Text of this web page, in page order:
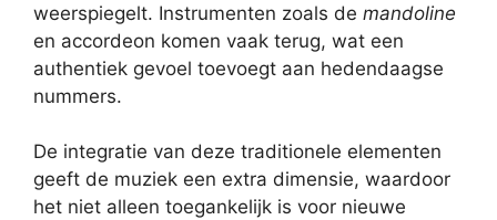
weerspiegelt. Instrumenten zoals de mandoline
en accordeon komen vaak terug, wat een
authentiek gevoel toevoegt aan hedendaagse
nummers.
De integratie van deze traditionele elementen
geeft de muziek een extra dimensie, waardoor
het niet alleen toegankelijk is voor nieuwe